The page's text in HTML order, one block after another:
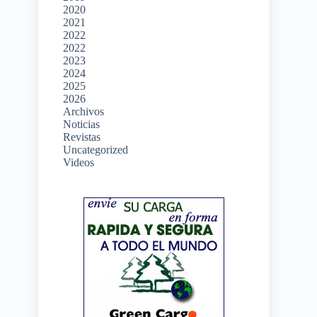
2020
2021
2022
2022
2023
2024
2025
2026
Archivos
Noticias
Revistas
Uncategorized
Videos